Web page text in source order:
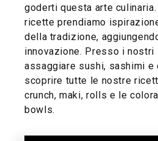
goderti questa arte
ricette prendiamo
della tradizione,
innovazione. Presso i nostri
assaggiare sushi, sashimi e
scoprire tutte le nostre
crunch, maki, rolls e le
bowls.